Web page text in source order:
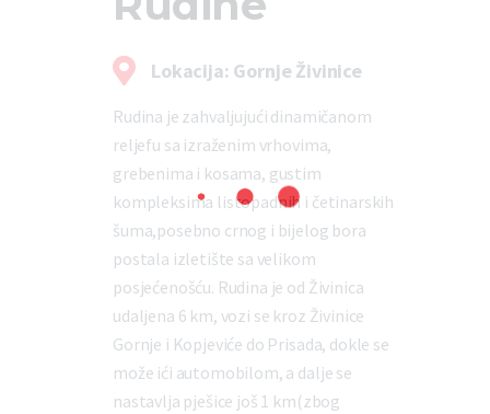
Lokacija: Gornje Živinice
Rudina je zahvaljujući dinamičanom
reljefu sa izraženim vrhovima,
grebenima i kosama, gustim
kompleksima listopadnih i četinarskih
šuma,posebno crnog i bijelog bora
postala izletište sa velikom
posjećenošću. Rudina je od Živinica
udaljena 6 km, vozi se kroz Živinice
Gornje i Kopjeviće do Prisada, dokle se
može ići automobilom, a dalje se
nastavlja pješice još 1 km(zbog